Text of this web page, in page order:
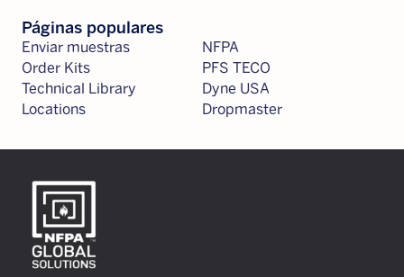
Páginas populares
Enviar muestras
Order Kits
Technical Library
Locations
NFPA
PFS TECO
Dyne USA
Dropmaster